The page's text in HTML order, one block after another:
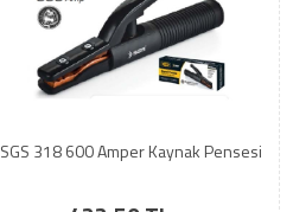
SGS 318 600 Amper Kaynak Pensesi